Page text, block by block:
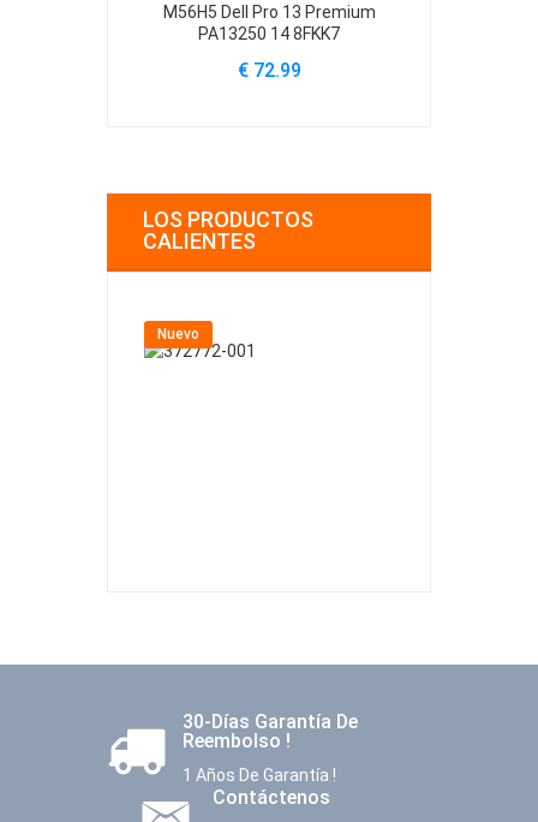
M56H5 Dell Pro 13 Premium
PA13250 14 8FKK7
€ 72.99
LOS PRODUCTOS
CALIENTES
Nuevo
30-Días Garantía De
Reembolso !
1 Años De Garantía !
Contáctenos